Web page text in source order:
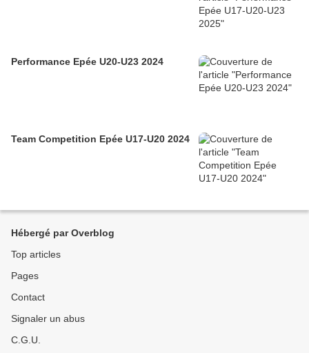
Performance Epée U20-U23 2024
Team Competition Epée U17-U20 2024
Hébergé par Overblog
Top articles
Pages
Contact
Signaler un abus
C.G.U.